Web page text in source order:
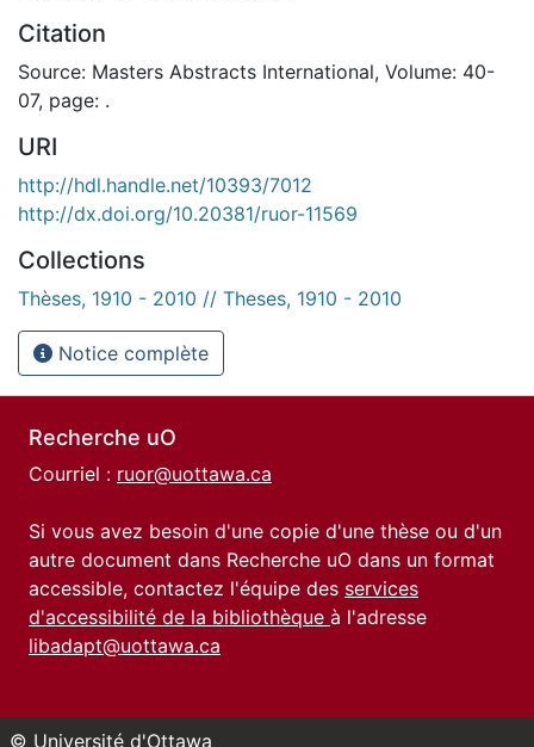
Citation
Source: Masters Abstracts International, Volume: 40-
07, page: .
URI
http://hdl.handle.net/10393/7012
http://dx.doi.org/10.20381/ruor-11569
Collections
Thèses, 1910 - 2010 // Theses, 1910 - 2010
Notice complète
Recherche uO
Courriel : ruor@uottawa.ca
Si vous avez besoin d'une copie d'une thèse ou d'un
autre document dans Recherche uO dans un format
accessible, contactez l'équipe des services
d'accessibilité de la bibliothèque à l'adresse
libadapt@uottawa.ca
© Université d'Ottawa